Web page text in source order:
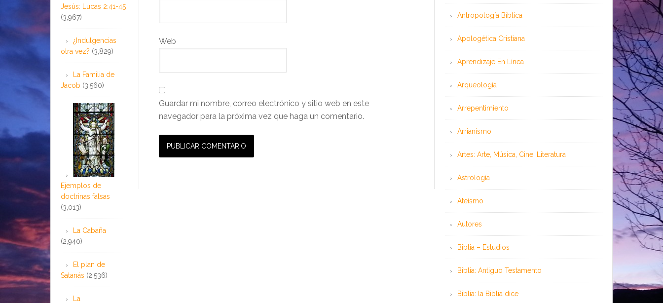
Web
Guardar mi nombre, correo electrónico y sitio web en este
navegador para la próxima vez que haga un comentario.
Antropología Bíblica
Apologética Cristiana
Aprendizaje En Línea
Arqueología
Arrepentimiento
Arrianismo
Artes: Arte, Música, Cine, Literatura
Astrología
Ateísmo
Autores
Biblia – Estudios
Biblia: Antiguo Testamento
Biblia: la Biblia dice
Jesús: Lucas 2:41-45
(3,967)
¿Indulgencias
otra vez? (3,829)
La Familia de
Jacob (3,560)
Ejemplos de
doctrinas falsas
(3,013)
La Cabaña
(2,940)
El plan de
Satanás (2,536)
La